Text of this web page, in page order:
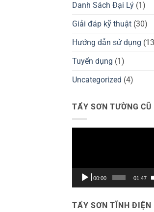
Danh Sách Đại Lý (1)
Giải đáp kỹ thuật (30)
Hướng dẫn sử dụng
Tuyển dụng (1)
Uncategorized (4)
TẨY SƠN TƯỜNG CŨ
00:00 01:47
TẨY SƠN TĨNH ĐIỆN